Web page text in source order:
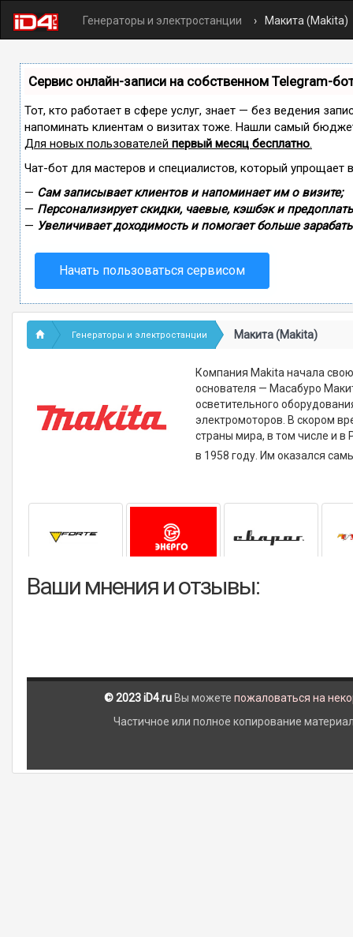
Генераторы и электростанции Макита (Makita)
Сервис онлайн-записи на собственном Telegram-
Тот, кто работает в сфере услуг, знает — без ведения
напоминать клиентам о визитах тоже. Нашли самый
Для новых пользователей первый месяц бесплатно.
Чат-бот для мастеров и специалистов, который упрощает
— Сам записывает клиентов и напоминает им о визите;
— Персонализирует скидки, чаевые, кэшбэк и
— Увеличивает доходимость и помогает больше
Начать пользоваться сервисом
Генераторы и электростанции Макита (Makita)
Компания Makita начала
основателя — Масабуро
осветительного
электромоторов. В скором
страны мира, в том числе и в
в 1958 году. Им оказался
Ваши мнения и отзывы:
© 2023 iD4.ru Вы можете пожаловаться на
Частичное или полное копирование